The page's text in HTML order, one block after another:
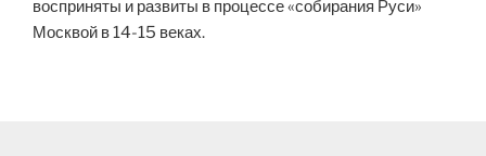
восприняты и развиты в процессе «собирания Руси»
Москвой в 14-15 веках.